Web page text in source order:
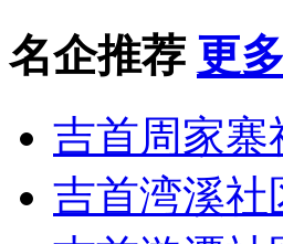
名企推荐 更
吉首周家寨
吉首湾溪社